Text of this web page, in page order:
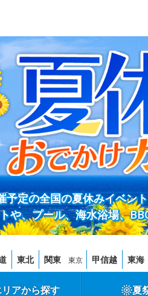
予定の全国の夏休みイベン
や、プール、海水浴場、
東北 関東 東京 甲信越 東海
リアから探す 夏